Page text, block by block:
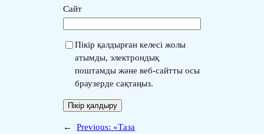
Сайт
Пікір қалдырған келесі жолы
атымды, электрондық
поштамды және веб-сайтты осы
браузерде сақтаңыз.
← Previous: «Таза